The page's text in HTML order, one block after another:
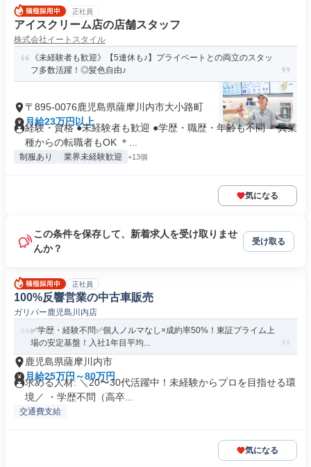
正社員
アイスクリーム店の店舗スタッフ
株式会社イートスタイル
《未経験者も歓迎》【5連休も♪】プライベートとの両立のスタッ
フ多数活躍！◎髪色自由♪
〒895-0076鹿児島県薩摩川内市大小路町
月給23万円以上
経験・資格 ●未経験者も歓迎 ●学歴・職歴・年齢も不問 ＊異業
種からの転職者もOK ＊...
制服あり 業界未経験歓迎 +13個
気になる
この条件を保存して、新着求人を受け取りませ
んか？
受け取る
正社員
100%反響営業の中古車販売
ガリバー鹿児島川内店
✅学歴・経験不問✅個人ノルマなし×成約率50%！東証プライム上
場の安定基盤！入社1年目平均...
鹿児島県薩摩川内市
月給25万円～80万円
求める人材: ＼20〜30代活躍中！未経験からプロを目指せる環
境／ ・学歴不問（高卒...
交通費支給
気になる